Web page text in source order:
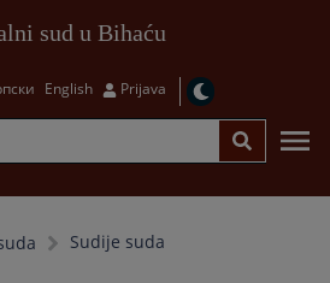
sud u Bihaću
English Prijava
Sudije suda